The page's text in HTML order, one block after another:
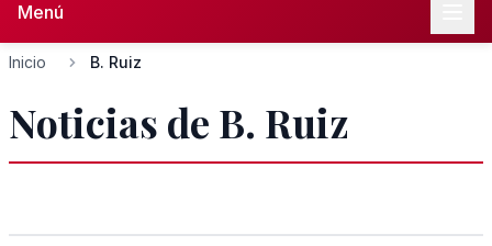
Menú
Inicio B. Ruiz
Noticias de B. Ruiz